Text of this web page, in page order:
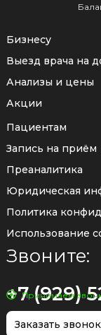
Бизнесу
Выезд врача на
Анализы и цены
Акции
Пациентам
Запись на приём
Преаналитика
Юридическая
Политика
Использование
Звоните:
+7 (929)
Принимаем
Заказать звонок